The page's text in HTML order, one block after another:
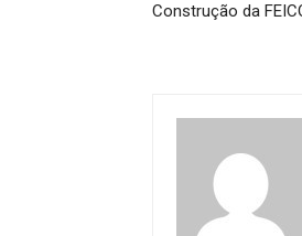
Construção da